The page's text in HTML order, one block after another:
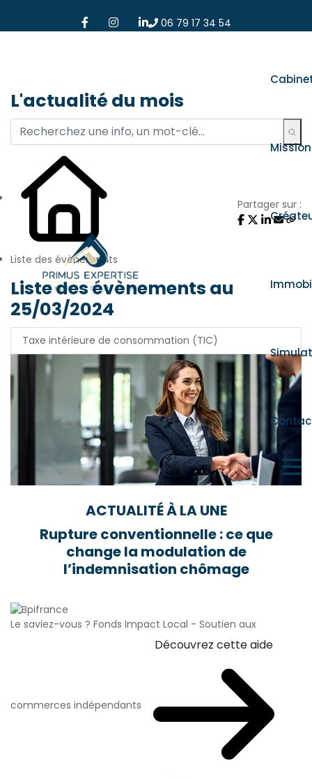
06 79 17 34 54
L'actualité du mois
Liste des évènements
Partager sur :
Liste des évènements au
25/03/2024
Taxe intérieure de consommation (TIC)
ACTUALITÉ À LA UNE
Rupture conventionnelle : ce que
change la modulation de
l’indemnisation chômage
Le saviez-vous ? Fonds Impact Local - Soutien aux
commerces indépendants
Découvrez cette aide